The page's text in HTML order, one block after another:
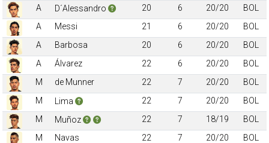
A
D´Alessandro 20 6 20/20
BOL
A
Messi 21 6 20/20
BOL
A
Barbosa 20 6 20/20
BOL
A
Álvarez 22 6 20/20
BOL
M
de Munner 22 7 20/20
BOL
M
Lima 22 7 20/20
BOL
M
Muñoz 22 7 18/19
BOL
M
Navas 22 7 20/20 BOL